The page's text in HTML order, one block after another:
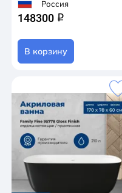
Россия
148300 q
В корзину